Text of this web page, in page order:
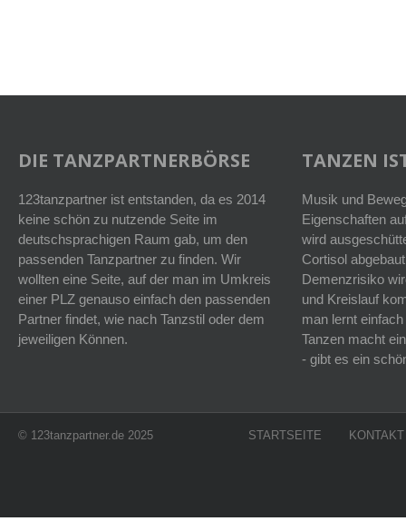
DIE TANZPARTNERBÖRSE
123tanzpartner ist entstanden, da es 2014
keine schön zu nutzende Seite im
deutschsprachigen Raum gab, um den
passenden Tanzpartner zu finden. Wir
wollten eine Seite, auf der man im Umkreis
einer PLZ genauso einfach den passenden
Partner findet, wie nach Tanzstil oder dem
jeweiligen Können.
TANZEN
Musik und
Eigenschaften
wird
Cortisol
Demenzrisiko
und Kreislauf
man lernt
Tanzen macht
- gibt es ein
© 123tanzpartner.de 2025 STARTSEITE